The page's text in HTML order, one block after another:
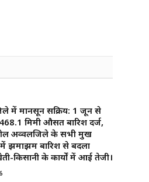
में मानसून सक्रिय: 1 जून से
मिमी औसत बारिश दर्ज,
अव्वलजिले के सभी प्रमुख
झमाझम बारिश से बदला
किसानी के कार्यों में आई तेजी।